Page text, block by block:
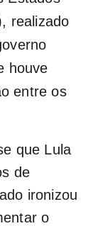
realizado
houve
entre os
que Lula
de
ironizou
o